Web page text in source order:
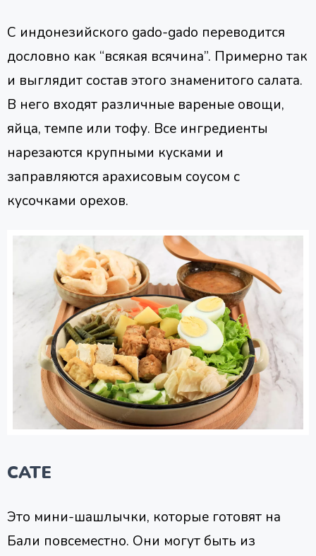
С индонезийского gado-gado переводится
дословно как “всякая всячина”. Примерно так
и выглядит состав этого знаменитого салата.
В него входят различные вареные овощи,
яйца, темпе или тофу. Все ингредиенты
нарезаются крупными кусками и
заправляются арахисовым соусом с
кусочками орехов.
САТЕ
Это мини-шашлычки, которые готовят на
Бали повсеместно. Они могут быть из